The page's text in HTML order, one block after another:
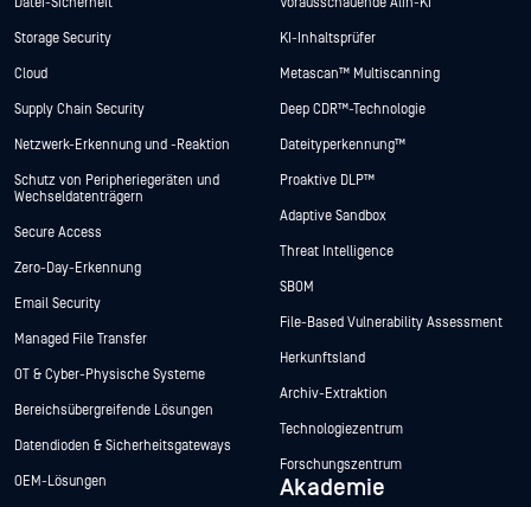
Storage Security
Cloud
Supply Chain Security
Netzwerk-Erkennung und -Reaktion
Schutz von Peripheriegeräten und
Wechseldatenträgern
Secure Access
Zero-Day-Erkennung
Email Security
Managed File Transfer
OT & Cyber-Physische Systeme
Bereichsübergreifende Lösungen
Datendioden & Sicherheitsgateways
OEM-Lösungen
KI-Inhaltsprüfer
Metascan™ Multiscanning
Deep CDR™-Technologie
Dateityperkennung™
Proaktive DLP™
Adaptive Sandbox
Threat Intelligence
SBOM
File-Based Vulnerability Assessment
Herkunftsland
Archiv-Extraktion
Technologiezentrum
Forschungszentrum
Akademie